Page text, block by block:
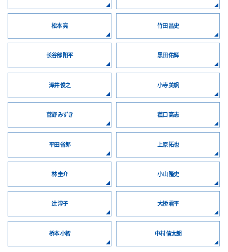
松本 亮 竹田 昌史
长谷部 阳平 黑田 佑辉
泽井 俊之 小寺 美帆
菅野 みずき 菰口 高志
平田 省郎 上原 拓也
林 圭介 小山 隆史
辻 淳子 大桥 君平
桥本 小智 中村 信太朗